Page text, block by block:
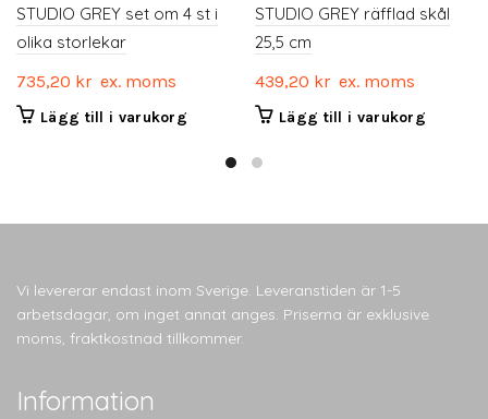
STUDIO GREY set om 4 st i
olika storlekar
735,20 kr ex. moms
Lägg till i varukorg
STUDIO GREY räfflad skål
25,5 cm
439,20 kr ex. moms
Lägg till i varukorg
Vi levererar endast inom Sverige. Leveranstiden är 1-5
arbetsdagar, om inget annat anges. Priserna är exklusive
moms, fraktkostnad tillkommer.
Information